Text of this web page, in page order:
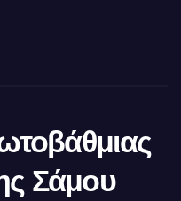
Σάμου